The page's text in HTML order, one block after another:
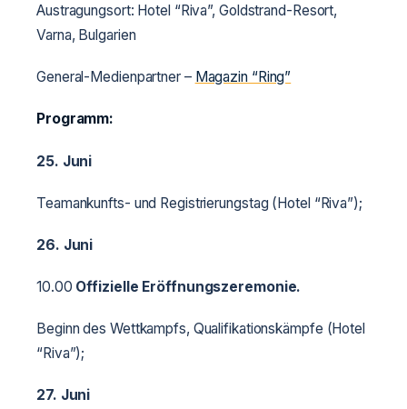
Austragungsort: Hotel “Riva”, Goldstrand-Resort,
Varna, Bulgarien
General-Medienpartner – Magazin “Ring”
Programm:
25. Juni
Teamankunfts- und Registrierungstag (Hotel “Riva”);
26. Juni
10.00 Offizielle Eröffnungszeremonie.
Beginn des Wettkampfs, Qualifikationskämpfe (Hotel
“Riva”);
27. Juni